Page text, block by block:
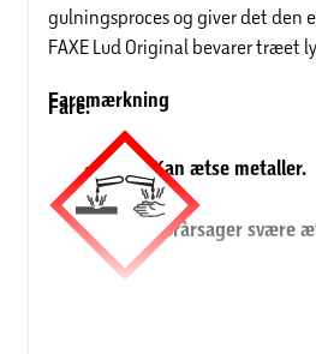
gulningsproces og giver det
FAXE Lud Original bevarer træet
Fare:
H290 Kan ætse metaller.
H314 Forårsager svære
Faremærkning
Opbevares utilgængeligt for